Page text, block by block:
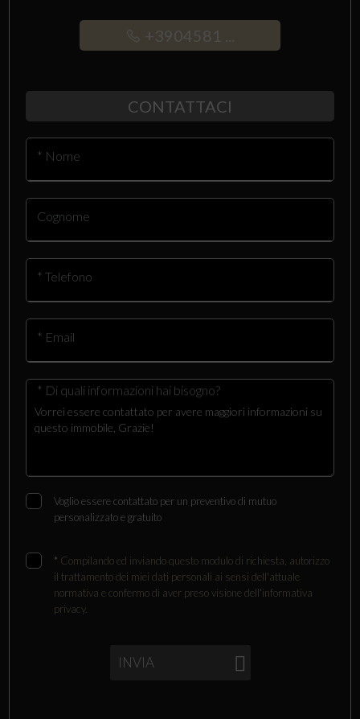
+3904581 ...
CONTATTACI
* Nome
Cognome
* Telefono
* Email
* Di quali informazioni hai bisogno?
Voglio essere contattato per un preventivo di mutuo
personalizzato e gratuito
* Compilando ed inviando questo modulo di richiesta, autorizzo
il trattamento dei miei dati personali ai sensi dell'attuale
normativa e confermo di aver preso visione dell'informativa
privacy.
INVIA